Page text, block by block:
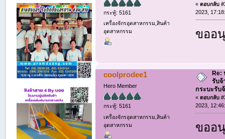
กระทู้: 5161
เครื่องจักรอุตสาหกรรม,สินค้า
อุตสาหกรรม
«ตอบกลับ
2023,
ขออ
coolprodee1
Hero Member
กระทู้: 5161
เครื่องจักรอุตสาหกรรม,สินค้า
อุตสาหกรรม
Re:
รับจ้
กระบะรับ
«ตอบกลับ
2023,
ขออ